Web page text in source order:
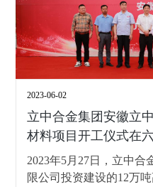
2023-06-02
立中合金集团安徽立
材料项目开工仪式在
2023年5月27日，立中
限公司投资建设的12万